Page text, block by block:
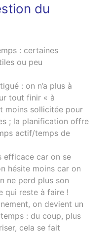
du
: certaines
ou peu
: on n’a plus à
tout finir « à
moins sollicitée pour
; la planification offre
actif/temps de
efficace car on se
hésite moins car on
ne perd plus son
qui reste à faire !
on devient un
: du coup, plus
cela se fait